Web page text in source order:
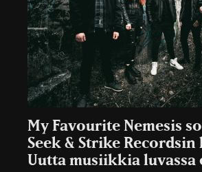
My Favourite Nemesis
Seek & Strike Recordsin
Uutta musiikkia luvassa